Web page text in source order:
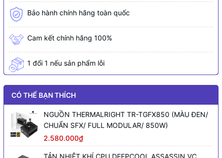
Bảo hành chính hãng toàn quốc
Cam kết chính hãng 100%
1 đổi 1 nếu sản phẩm lỗi
CÓ THỂ BẠN THÍCH
NGUỒN THERMALRIGHT TR-TGFX850 (MÀU ĐEN/
CHUẨN SFX/ FULL MODULAR/ 850W)
2.580.000₫
TẢN NHIỆT KHÍ CPU DEEPCOOL ASSASSIN VC